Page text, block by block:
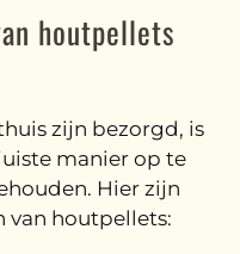
houtpellets
zijn bezorgd, is
manier op te
Hier zijn
van houtpellets: